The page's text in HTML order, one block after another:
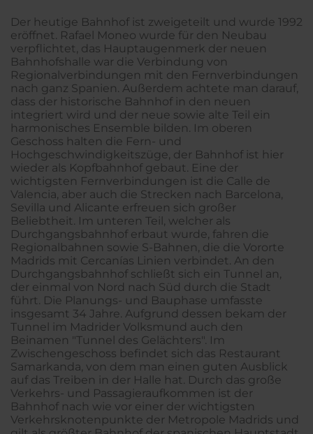
Der heutige Bahnhof ist zweigeteilt und wurde 1992
eröffnet. Rafael Moneo wurde für den Neubau
verpflichtet, das Hauptaugenmerk der neuen
Bahnhofshalle war die Verbindung von
Regionalverbindungen mit den Fernverbindungen
nach ganz Spanien. Außerdem achtete man darauf,
dass der historische Bahnhof in den neuen
integriert wird und der neue sowie alte Teil ein
harmonisches Ensemble bilden. Im oberen
Geschoss halten die Fern- und
Hochgeschwindigkeitszüge, der Bahnhof ist hier
wieder als Kopfbahnhof gebaut. Eine der
wichtigsten Fernverbindungen ist die Calle de
Valencia, aber auch die Strecken nach Barcelona,
Sevilla und Alicante erfreuen sich großer
Beliebtheit. Im unteren Teil, welcher als
Durchgangsbahnhof erbaut wurde, fahren die
Regionalbahnen sowie S-Bahnen, die die Vororte
Madrids mit Cercanías Linien verbindet. An den
Durchgangsbahnhof schließt sich ein Tunnel an,
der einmal von Nord nach Süd durch die Stadt
führt. Die Planungs- und Bauphase umfasste
insgesamt 34 Jahre. Aufgrund dessen bekam der
Tunnel im Madrider Volksmund auch den
Beinamen "Tunnel des Gelächters". Im
Zwischengeschoss befindet sich das Restaurant
Samarkanda, von dem man einen guten Ausblick
auf das Treiben in der Halle hat. Durch das große
Verkehrs- und Passagieraufkommen ist der
Bahnhof nach wie vor einer der wichtigsten
Verkehrsknotenpunkte der Metropole Madrids und